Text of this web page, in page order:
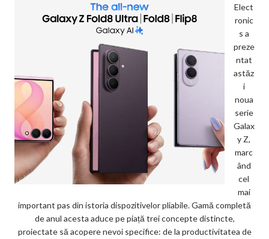
Elect
ronic
s a
preze
ntat
astăz
i
noua
serie
Galax
y Z,
marc
ând
cel
mai
important pas din istoria dispozitivelor pliabile. Gamă completă
de anul acesta aduce pe piață trei concepte distincte,
proiectate să acopere nevoi specifice: de la productivitatea de